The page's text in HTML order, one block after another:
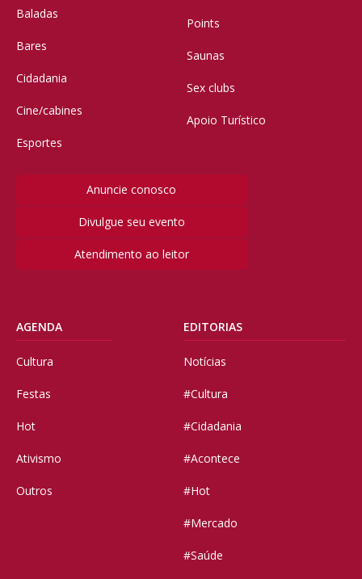
Baladas
Bares
Cidadania
Cine/cabines
Esportes
Points
Saunas
Sex clubs
Apoio Turístico
Anuncie conosco
Divulgue seu evento
Atendimento ao leitor
AGENDA
Cultura
Festas
Hot
Ativismo
Outros
EDITORIAS
Notícias
#Cultura
#Cidadania
#Acontece
#Hot
#Mercado
#Saúde